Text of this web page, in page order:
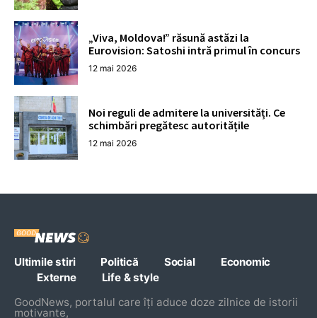
„Viva, Moldova!” răsună astăzi la
Eurovision: Satoshi intră primul în concurs
12 mai 2026
Noi reguli de admitere la universități. Ce
schimbări pregătesc autoritățile
12 mai 2026
Ultimile stiri Politică Social
Economic
Externe
Life & style
GoodNews, portalul care îți aduce doze zilnice de istorii
motivante,